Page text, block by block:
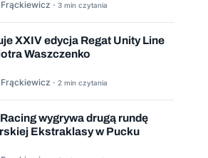
· 3 min czytania
XXIV edycja Regat Unity Line
Waszczenko
· 2 min czytania
wygrywa drugą rundę
Ekstraklasy w Pucku